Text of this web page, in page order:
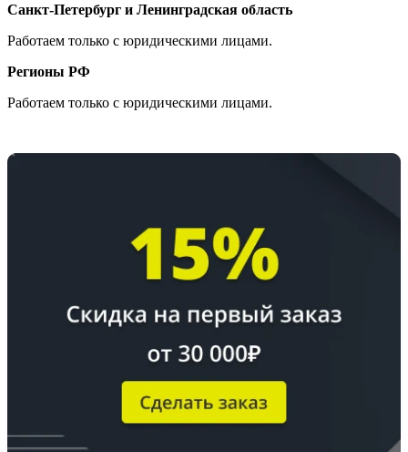
Санкт-Петербург и Ленинградская область
Работаем только с юридическими лицами.
Регионы РФ
Работаем только с юридическими лицами.